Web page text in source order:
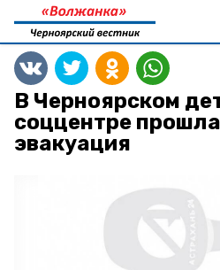
В Черноярском
соццентре
эвакуация